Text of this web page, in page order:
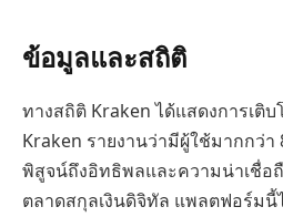
ข้อมูลและสถิติ
ทางสถิติ Kraken ได้แสดงการเติ
Kraken รายงานว่ามีผู้ใช้มากกว่า
พิสูจน์ถึงอิทธิพลและความน่าเชื่อ
ตลาดสกุลเงินดิจิทัล แพลตฟอร์มนี้